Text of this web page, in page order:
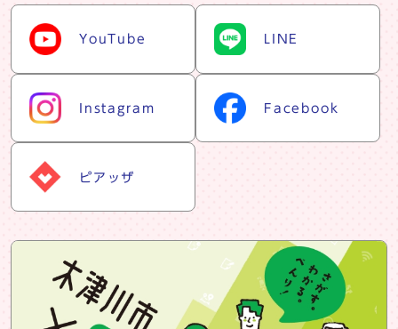
snsリスト
YouTube LINE
Instagram Facebook
ピアッザ
snsバナー